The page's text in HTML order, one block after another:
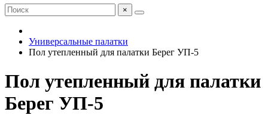
×
Универсальные палатки
Пол утепленный для палатки Берег УП-5
Пол утепленный для палатки
Берег УП-5